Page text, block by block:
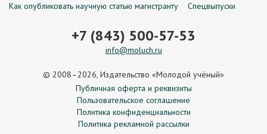
Как опубликовать научную статью магистранту
Спецвыпуски
+7 (843) 500-57-53
info@moluch.ru
© 2008–2026, Издательство «Молодой учёный»
Публичная оферта и реквизиты
Пользовательское соглашение
Политика конфиденциальности
Политика рекламной рассылки